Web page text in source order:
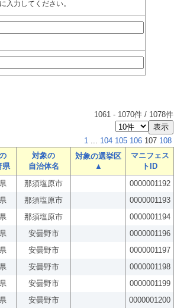
力してください。
1061 - 1070件 / 1078件
1 ... 104 105 106 107 108
県
対象の
自治体名
対象の選挙区
▲
マニフェス
トID
那須塩原市
0000001192
那須塩原市
0000001193
那須塩原市
0000001194
安曇野市
0000001196
安曇野市
0000001197
安曇野市
0000001198
安曇野市
0000001199
安曇野市
0000001200